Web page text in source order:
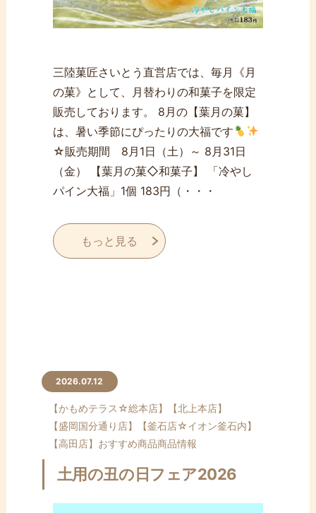
三陸菓匠さいとう直営店では、毎月《月
の菓》として、月替わりの和菓子を限定
販売しております。 8月の【葉月の菓】
は、暑い季節にぴったりの大福です
☆販売期間 8月1日（土）～ 8月31日
（金） 【葉月の菓◇和菓子】 「冷やし
パイン大福」1個 183円（・・・
もっと見る
2026.07.12
【かもめテラス☆総本店】
【北上本店】
【盛岡国分通り店】
【釜石店☆イオン釜石内】
【高田店】 おすすめ商品商品情報
土用の丑の日フェア2026